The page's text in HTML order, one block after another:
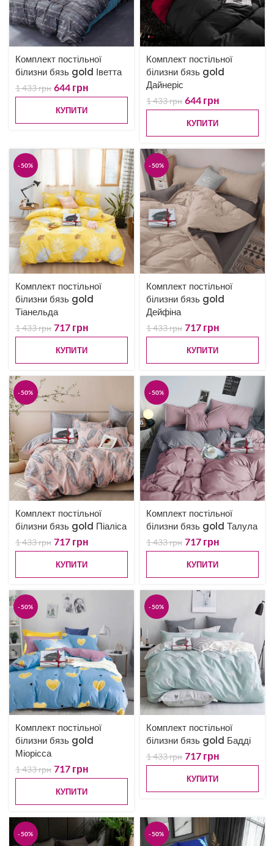
Комплект постільної
білизни бязь gold Іветта
1 433грн 644 грн
КУПИТИ
Комплект постільної
білизни бязь gold
Дайнеріс
1 433грн 644 грн
КУПИТИ
-50%
Комплект постільної
білизни бязь gold
Тіанельда
1 433грн 717 грн
КУПИТИ
-50%
Комплект постільної
білизни бязь gold
Дейфіна
1 433грн 717 грн
КУПИТИ
-50%
Комплект постільної
білизни бязь gold Піаліса
1 433грн 717 грн
КУПИТИ
-50%
Комплект постільної
білизни бязь gold Талула
1 433грн 717 грн
КУПИТИ
-50%
Комплект постільної
білизни бязь gold
Міорісса
1 433грн 717 грн
КУПИТИ
-50%
Комплект постільної
білизни бязь gold Бадді
1 433грн 717 грн
КУПИТИ
-50% -50%